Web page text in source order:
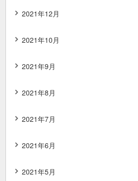
2021年12月
2021年10月
2021年9月
2021年8月
2021年7月
2021年6月
2021年5月